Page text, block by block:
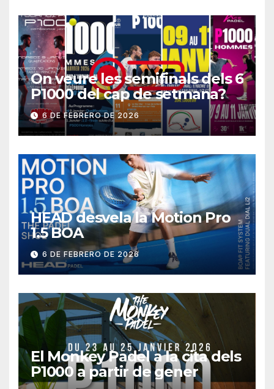
On veure les semifinals dels 6
P1000 del cap de setmana?
6 DE FEBRERO DE 2026
HEAD desvela la Motion Pro
1.5 BOA
6 DE FEBRERO DE 2026
El Monkey Padel a la cita dels
P1000 a partir de gener